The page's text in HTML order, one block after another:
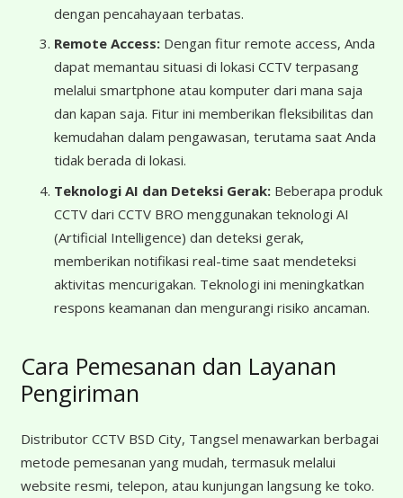
dengan pencahayaan terbatas.
Remote Access: Dengan fitur remote access, Anda
dapat memantau situasi di lokasi CCTV terpasang
melalui smartphone atau komputer dari mana saja
dan kapan saja. Fitur ini memberikan fleksibilitas dan
kemudahan dalam pengawasan, terutama saat Anda
tidak berada di lokasi.
Teknologi AI dan Deteksi Gerak: Beberapa produk
CCTV dari CCTV BRO menggunakan teknologi AI
(Artificial Intelligence) dan deteksi gerak,
memberikan notifikasi real-time saat mendeteksi
aktivitas mencurigakan. Teknologi ini meningkatkan
respons keamanan dan mengurangi risiko ancaman.
Cara Pemesanan dan Layanan
Pengiriman
Distributor CCTV BSD City, Tangsel menawarkan berbagai
metode pemesanan yang mudah, termasuk melalui
website resmi, telepon, atau kunjungan langsung ke toko.